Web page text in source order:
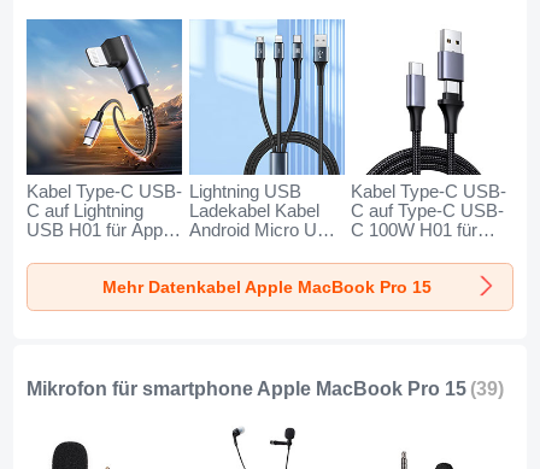
Kabel Type-C USB-
C auf Lightning
USB H01 für Apple
Dunkelgrau
Lightning USB
Ladekabel Kabel
Android Micro USB
für Apple MacBook
Pro 15 Schwarz
Kabel Type-C USB-
C auf Type-C USB-
C 100W H01 für
Pro 15 Dunkelgrau
Mehr Datenkabel Apple MacBook Pro 15
Mikrofon für smartphone Apple MacBook Pro 15 (39)